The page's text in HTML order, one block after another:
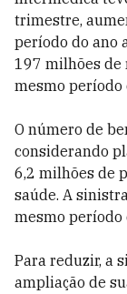
trimestre,
período do ano
197 milhões de
mesmo período
O número de
considerando
6,2 milhões de
saúde. A
mesmo período
Para reduzir, a
ampliação de